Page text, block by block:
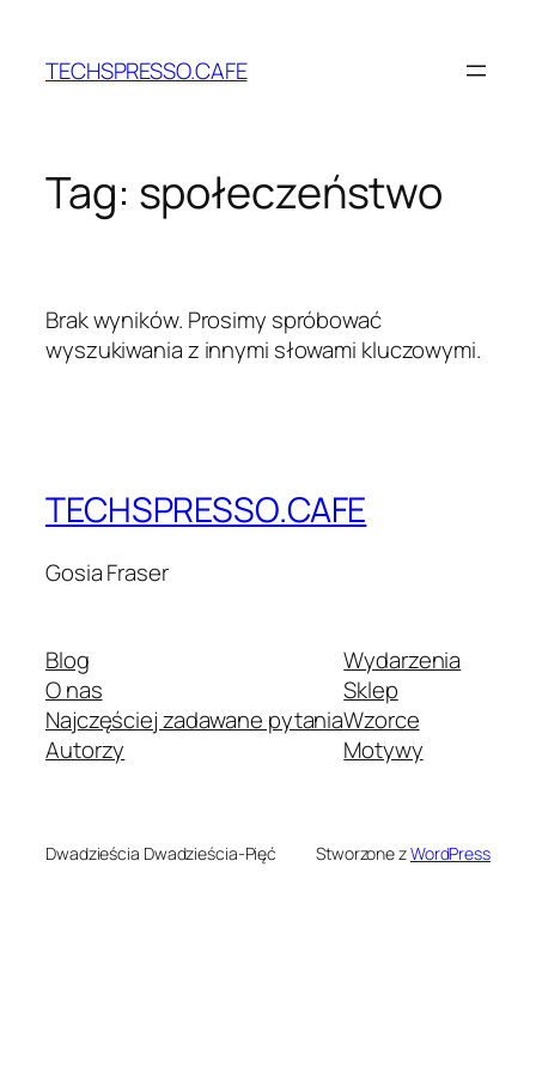
treściTECHSPRESSO.CAFE
Tag: społeczeństwo
Brak wyników. Prosimy spróbować
wyszukiwania z innymi słowami kluczowymi.
TECHSPRESSO.CAFE
Gosia Fraser
Blog
O nas
Najczęściej zadawane pytania
Autorzy
Wydarzenia
Sklep
Wzorce
Motywy
Dwadzieścia Dwadzieścia-Pięć Stworzone zWordPress